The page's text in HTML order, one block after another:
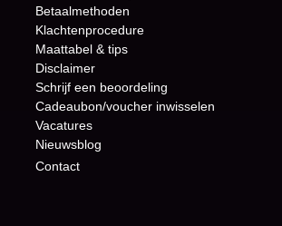
Betaalmethoden
Klachtenprocedure
Maattabel & tips
Disclaimer
Schrijf een beoordeling
Cadeaubon/voucher inwisselen
Vacatures
Nieuwsblog
Contact